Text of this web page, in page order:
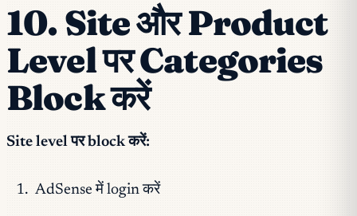
10. Site और Product
Level पर Categories
Block करें
Site level पर block करें:
AdSense में login करें